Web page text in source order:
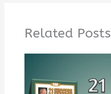
Related Posts